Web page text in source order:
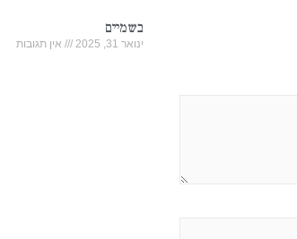
בשמיים
ינואר 31, 2025 אין תגובות